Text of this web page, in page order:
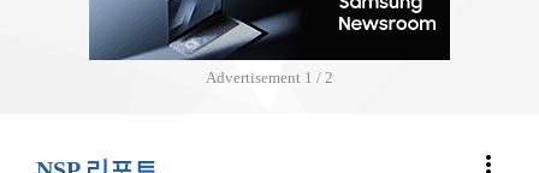
Advertisement 2 / 2
more_vert